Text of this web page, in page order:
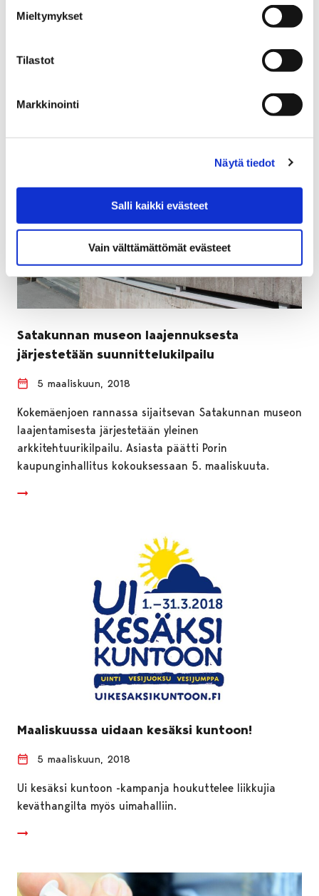
Mieltymykset
Tilastot
Markkinointi
Näytä tiedot
Salli kaikki evästeet
Vain välttämättömät evästeet
myönnettävät vuosittaiset avustukset haettaviksi
Satakunnan museon laajennuksesta
järjestetään suunnittelukilpailu
5 maaliskuun, 2018
Kokemäenjoen rannassa sijaitsevan Satakunnan museon
laajentamisesta järjestetään yleinen
arkkitehtuurikilpailu. Asiasta päätti Porin
kaupunginhallitus kokouksessaan 5. maaliskuuta.
Maaliskuussa uidaan kesäksi kuntoon!
5 maaliskuun, 2018
Ui kesäksi kuntoon -kampanja houkuttelee liikkujia
keväthangilta myös uimahalliin.